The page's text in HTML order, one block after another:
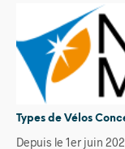
Types de Vélos
Depuis le 1er juin